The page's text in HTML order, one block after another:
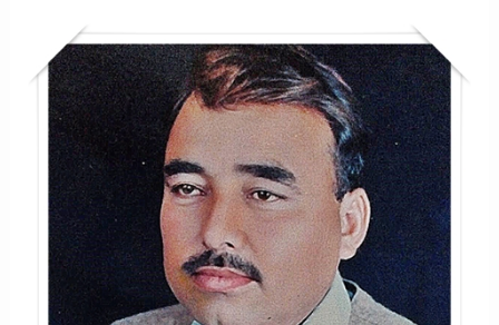
Pa!
Rahat
Ameer
Khan
Niazi
Trikhelvi